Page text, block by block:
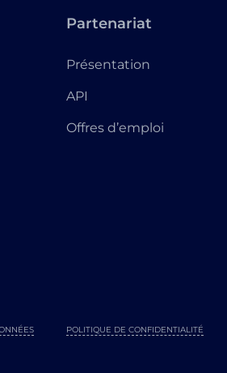
Partenariat
Présentation
API
Offres d’emploi
POLITIQUE DE CONFIDENTIALITÉ